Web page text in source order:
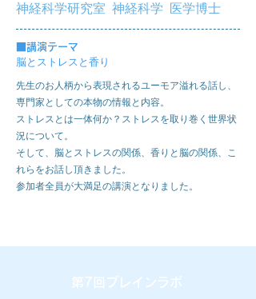
神経科学研究室 神経科学 医学博士
講演テーマ
脳とストレスと香り
先生のお人柄から表現されるユーモア溢れる話し、
専門家としての本物の情報と内容。
ストレスとは一体何か？ストレスを取り巻く世界状
況について。
そして、脳とストレスの関係、香りと脳の関係、こ
れらをお話し頂きました。
参加者全員が大満足の講演となりました。
第7回ブレインラボ